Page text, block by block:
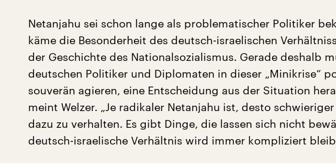
Netanjahu sei schon lange als problematischer Politiker
käme die Besonderheit des deutsch-israelischen
der Geschichte des Nationalsozialismus. Gerade deshalb
deutschen Politiker und Diplomaten in dieser „Minikrise“
souverän agieren, eine Entscheidung aus der Situation
meint Welzer. „Je radikaler Netanjahu ist, desto
dazu zu verhalten. Es gibt Dinge, die lassen sich nicht
deutsch-israelische Verhältnis wird immer kompliziert